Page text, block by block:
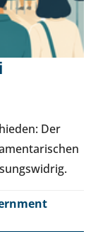
Der